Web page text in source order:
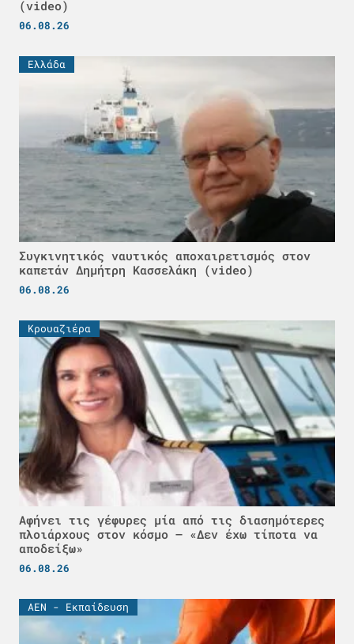
(video)
06.08.26
Ελλάδα
Συγκινητικός ναυτικός αποχαιρετισμός στον
καπετάν Δημήτρη Κασσελάκη (video)
06.08.26
Κρουαζιέρα
Αφήνει τις γέφυρες μία από τις διασημότερες
πλοιάρχους στον κόσμο – «Δεν έχω τίποτα να
αποδείξω»
06.08.26
ΑΕΝ - Εκπαίδευση